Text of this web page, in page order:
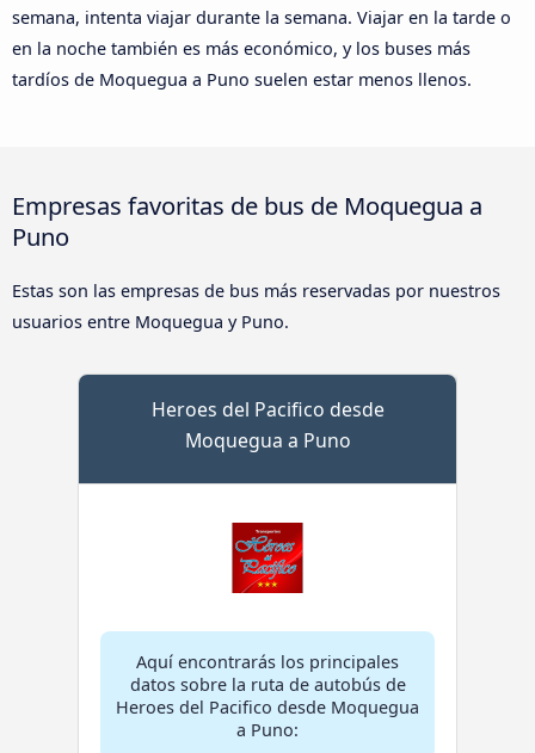
semana, intenta viajar durante la semana. Viajar en la tarde o
en la noche también es más económico, y los buses más
tardíos de Moquegua a Puno suelen estar menos llenos.
Empresas favoritas de bus de Moquegua a
Puno
Estas son las empresas de bus más reservadas por nuestros
usuarios entre Moquegua y Puno.
Heroes del Pacifico desde
Moquegua a Puno
Aquí encontrarás los principales
datos sobre la ruta de autobús de
Heroes del Pacifico desde Moquegua
a Puno: